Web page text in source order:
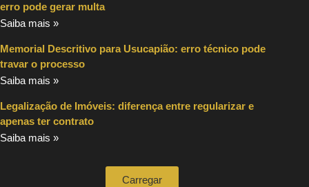
erro pode gerar multa
Saiba mais »
Memorial Descritivo para Usucapião: erro técnico pode
travar o processo
Saiba mais »
Legalização de Imóveis: diferença entre regularizar e
apenas ter contrato
Saiba mais »
Carregar